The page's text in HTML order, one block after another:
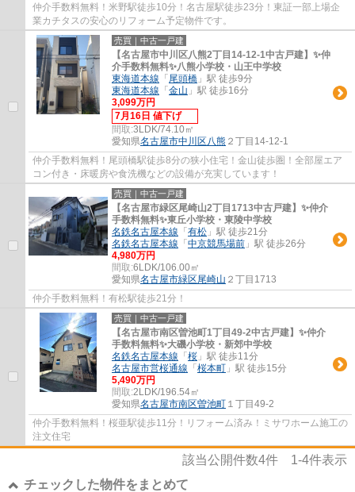
仲介手数料無料！米野駅徒歩10分！名古屋駅徒歩23分！東証一部上場企
業カチタスの安心のリフォーム予定物件です。
売買｜中古一戸建
【名古屋市中川区八熊2丁目14-12-1中古戸建】✨️仲
介手数料無料✨️八熊小学校・山王中学校
東海道本線 「 尾頭橋 」駅 徒歩9分
東海道本線 「 金山 」駅 徒歩16分
3,099万円
7月16日 値下げ
間取:3LDK/74.10㎡
愛知県名古屋市中川区八熊 ２丁目14-12-1
仲介手数料無料！尾頭橋駅徒歩8分の狭小住宅！金山徒歩圏！全部屋エア
コン付き・床暖房や食洗機などの設備が充実しています！
売買｜中古一戸建
【名古屋市緑区尾崎山2丁目1713中古戸建】✨️仲介
手数料無料✨️東丘小学校・東陵中学校
名鉄名古屋本線 「 有松 」駅 徒歩21分
名鉄名古屋本線 「 中京競馬場前 」駅 徒歩26分
4,980万円
間取:6LDK/106.00㎡
愛知県名古屋市緑区尾崎山 ２丁目1713
仲介手数料無料！有松駅徒歩21分！
売買｜中古一戸建
【名古屋市南区曽池町1丁目49-2中古戸建】✨️仲介
手数料無料✨️大磯小学校・新郊中学校
名鉄名古屋本線 「 桜 」駅 徒歩11分
名古屋市営桜通線 「 桜本町 」駅 徒歩15分
5,490万円
間取:2LDK/196.54㎡
愛知県名古屋市南区曽池町 １丁目49-2
仲介手数料無料！桜亜駅徒歩11分！リフォーム済み！ミサワホーム施工の
注文住宅
該当公開件数4件 1-4件表示
チェックした物件をまとめて